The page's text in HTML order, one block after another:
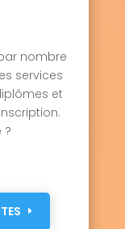
nombre
services
et
?